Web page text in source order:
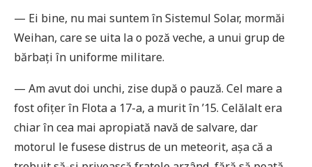
— Ei bine, nu mai suntem în Sistemul Solar, mormăi
Weihan, care se uita la o poză veche, a unui grup de
bărbați în uniforme militare.
— Am avut doi unchi, zise după o pauză. Cel mare a
fost ofițer în Flota a 17-a, a murit în ’15. Celălalt era
chiar în cea mai apropiată navă de salvare, dar
motorul le fusese distrus de un meteorit, așa că a